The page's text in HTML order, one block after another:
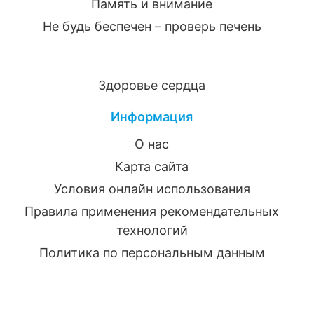
Память и внимание
Не будь беспечен – проверь печень
Здоровье сердца
Информация
О нас
Карта сайта
Условия онлайн использования
Правила применения рекомендательных
технологий
Политика по персональным данным